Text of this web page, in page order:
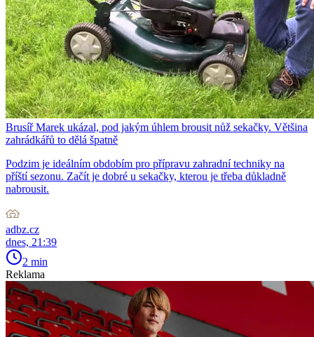
Brusíř Marek ukázal, pod jakým úhlem brousit nůž sekačky. Většina
zahrádkářů to dělá špatně
Podzim je ideálním obdobím pro přípravu zahradní techniky na
příští sezonu. Začít je dobré u sekačky, kterou je třeba důkladně
nabrousit.
adbz.cz
dnes, 21:39
2 min
Reklama